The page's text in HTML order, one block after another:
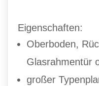
Eigenschaften:
Oberboden,
Glasrahmentür
großer